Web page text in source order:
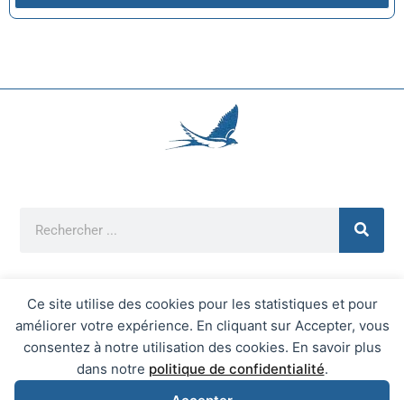
Ce site utilise des cookies pour les statistiques et pour
améliorer votre expérience. En cliquant sur Accepter, vous
consentez à notre utilisation des cookies. En savoir plus
dans notre politique de confidentialité.
Mentions Légales
Mairie d'Écrainville © 2026 Tous Droits Réservés